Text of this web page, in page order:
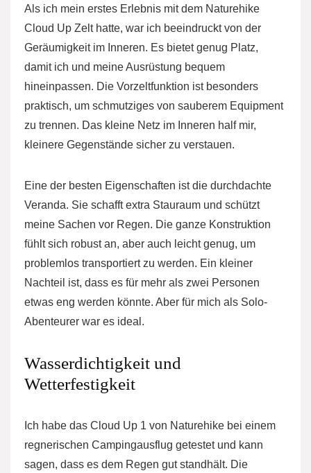
Als ich mein erstes Erlebnis mit dem Naturehike
Cloud Up Zelt hatte, war ich beeindruckt von der
Geräumigkeit im Inneren. Es bietet genug Platz,
damit ich und meine Ausrüstung bequem
hineinpassen. Die Vorzeltfunktion ist besonders
praktisch, um schmutziges von sauberem Equipment
zu trennen. Das kleine Netz im Inneren half mir,
kleinere Gegenstände sicher zu verstauen.
Eine der besten Eigenschaften ist die durchdachte
Veranda. Sie schafft extra Stauraum und schützt
meine Sachen vor Regen. Die ganze Konstruktion
fühlt sich robust an, aber auch leicht genug, um
problemlos transportiert zu werden. Ein kleiner
Nachteil ist, dass es für mehr als zwei Personen
etwas eng werden könnte. Aber für mich als Solo-
Abenteurer war es ideal.
Wasserdichtigkeit und
Wetterfestigkeit
Ich habe das Cloud Up 1 von Naturehike bei einem
regnerischen Campingausflug getestet und kann
sagen, dass es dem Regen gut standhält. Die